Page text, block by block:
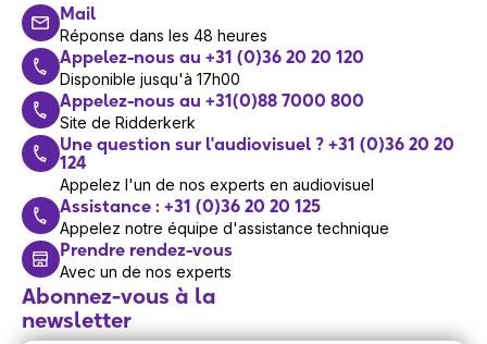
Mail
Réponse dans les 48 heures
Appelez-nous au +31 (0)36 20 20 120
Disponible jusqu'à 17h00
Appelez-nous au +31(0)88 7000 800
Site de Ridderkerk
Une question sur l'audiovisuel ? +31 (0)36 20 20
124
Appelez l'un de nos experts en audiovisuel
Assistance : +31 (0)36 20 20 125
Appelez notre équipe d'assistance technique
Prendre rendez-vous
Avec un de nos experts
Abonnez-vous à la
newsletter